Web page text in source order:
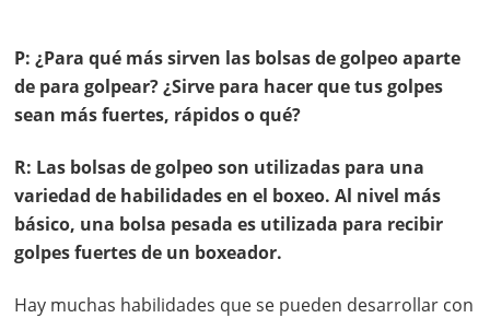
P: ¿Para qué más sirven las bolsas de golpeo aparte
de para golpear? ¿Sirve para hacer que tus golpes
sean más fuertes, rápidos o qué?
R: Las bolsas de golpeo son utilizadas para una
variedad de habilidades en el boxeo. Al nivel más
básico, una bolsa pesada es utilizada para recibir
golpes fuertes de un boxeador.
Hay muchas habilidades que se pueden desarrollar con